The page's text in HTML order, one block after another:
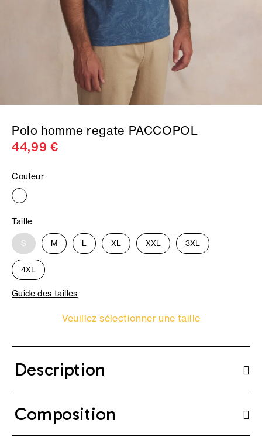
Polo homme regate PACCOPOL
44,99 €
Couleur
Taille
S M L XL XXL 3XL
4XL
Guide des tailles
Veuillez sélectionner une taille
Description
Composition